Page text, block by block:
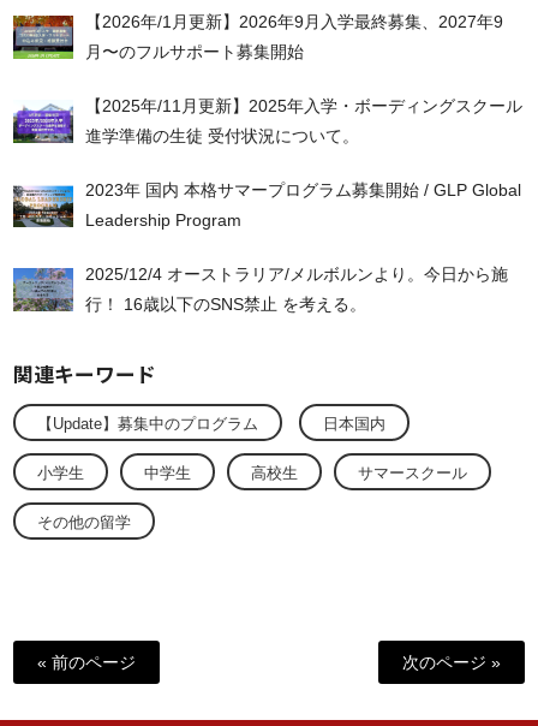
【2026年/1月更新】2026年9月入学最終募集、2027年9
月〜のフルサポート募集開始
【2025年/11月更新】2025年入学・ボーディングスクール
進学準備の生徒 受付状況について。
2023年 国内 本格サマープログラム募集開始 / GLP Global
Leadership Program
2025/12/4 オーストラリア/メルボルンより。今日から施
行！ 16歳以下のSNS禁止 を考える。
関連キーワード
【Update】募集中のプログラム 日本国内
小学生 中学生 高校生 サマースクール
その他の留学
« 前のページ 次のページ »